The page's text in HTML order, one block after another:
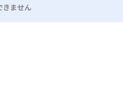
きません